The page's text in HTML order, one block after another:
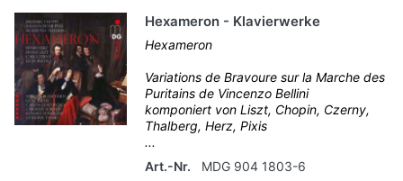
Hexameron - Klavierwerke
Hexameron
Variations de Bravoure sur la Marche des
Puritains de Vincenzo Bellini
komponiert von Liszt, Chopin, Czerny,
Thalberg, Herz, Pixis
...
Art.-Nr.
MDG 904 1803-6